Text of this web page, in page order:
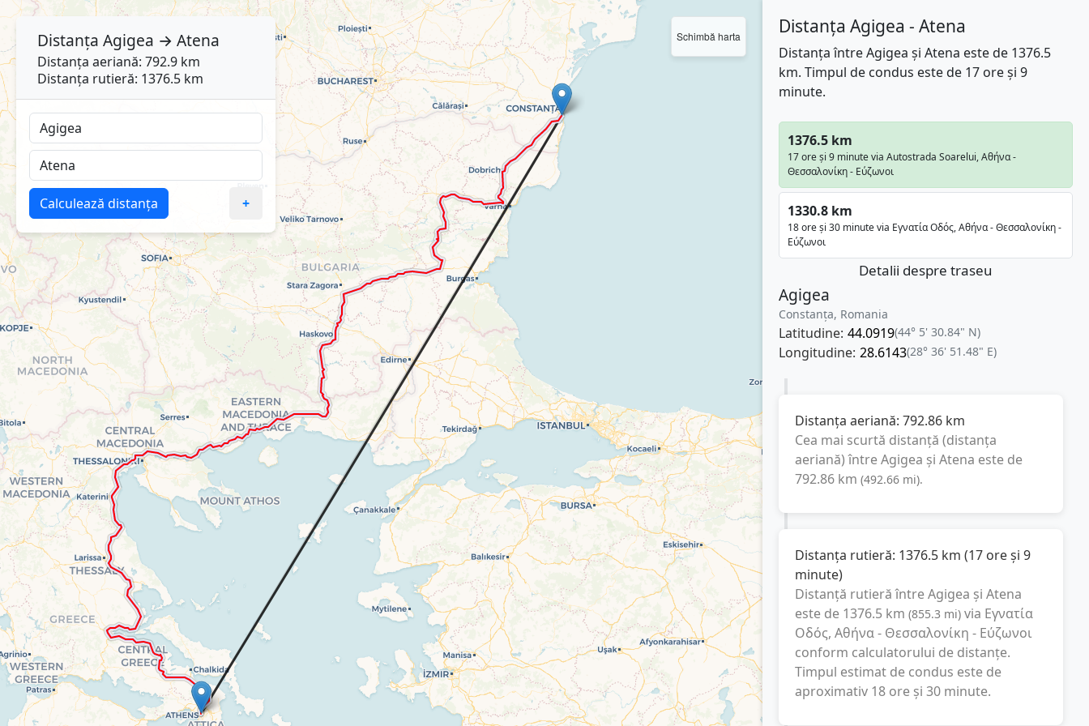
Schimbă harta Distanța Agigea - Atena
Distanța între Agigea și Atena este de 1376.5
km. Timpul de condus este de 17 ore și 9
minute.
1376.5 km
17 ore și 9 minute via Autostrada Soarelui, Αθήνα -
Θεσσαλονίκη - Εύζωνοι
1330.8 km
18 ore și 30 minute via Εγνατία Οδός, Αθήνα - Θεσσαλονίκη -
Εύζωνοι
Detalii despre traseu
Agigea
Constanța, Romania
Latitudine: 44.0919(44° 5' 30.84" N)
Longitudine: 28.6143(28° 36' 51.48" E)
Distanța aeriană: 792.86 km
Cea mai scurtă distanță (distanța
aeriană) întreAgigea și Atena este de
792.86 km (492.66 mi).
Distanța rutieră: 1376.5 km (17 ore și 9
minute)
Distanță rutieră întreAgigea și Atena
este de 1376.5 km (855.3 mi) via Εγνατία
Οδός, Αθήνα - Θεσσαλονίκη - Εύζωνοι
conform calculatorului de distanțe.
Timpul estimat de condus este de
aproximativ 18 ore și 30 minute.
Distanța Agigea → Atena
Distanța aeriană: 792.9 km
Distanța rutieră: 1376.5 km
Calculează distanța +